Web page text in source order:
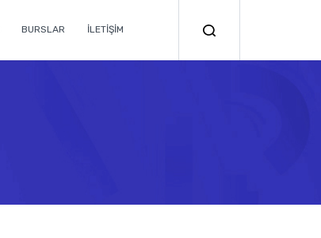
BURSLAR İLETİŞİM